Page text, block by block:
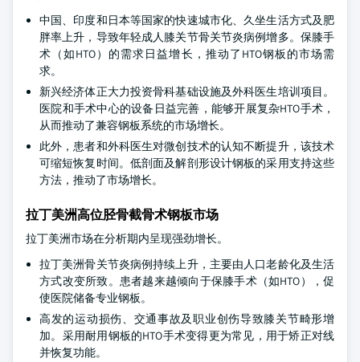
中国、印度和日本等国家的快速城市化、久坐生活方式及肥
胖率上升，导致年轻成人膝关节骨关节炎病例增多。保膝手
术（如HTO）的需求日益增长，推动了HTO钢板的市场需
求。
新兴经济体正大力投资骨科基础设施及外科医生培训项目。
医院和手术中心的设备日益完善，能够开展复杂HTO手术，
从而推动了兼容钢板系统的市场增长。
此外，患者和外科医生对微创技术的认知不断提升，该技术
可缩短恢复时间。低剖面及解剖形设计钢板的采用支持这些
方法，推动了市场增长。
拉丁美洲高位胫骨截骨术钢板市场
拉丁美洲市场在分析期内呈现强劲增长。
拉丁美洲骨关节炎病例持续上升，主要由人口老龄化及生活
方式改变所致。患者越来越倾向于保膝手术（如HTO），促
使医院储备专业钢板。
高发的运动损伤、交通事故及职业创伤导致膝关节畸形增
加。采用耐用钢板的HTO手术变得更为常见，用于矫正对线
并恢复功能。